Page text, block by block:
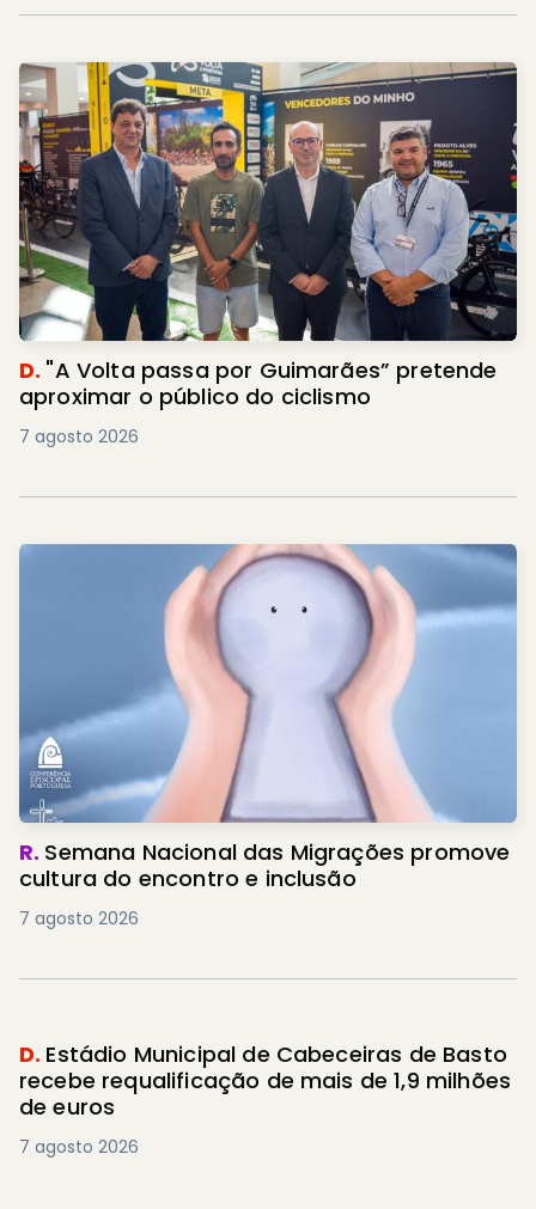
D. "A Volta passa por Guimarães” pretende
aproximar o público do ciclismo
7 agosto 2026
R. Semana Nacional das Migrações promove
cultura do encontro e inclusão
7 agosto 2026
D. Estádio Municipal de Cabeceiras de Basto
recebe requalificação de mais de 1,9 milhões
de euros
7 agosto 2026